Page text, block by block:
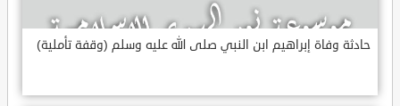
حادثة وفاة إبراهيم ابن النبي صلى الله عليه وسلم (وقفة تأملية)